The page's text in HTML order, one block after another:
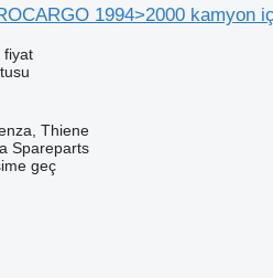
1994>2000 kamyon
fiyat
Thiene
Spareparts
geç